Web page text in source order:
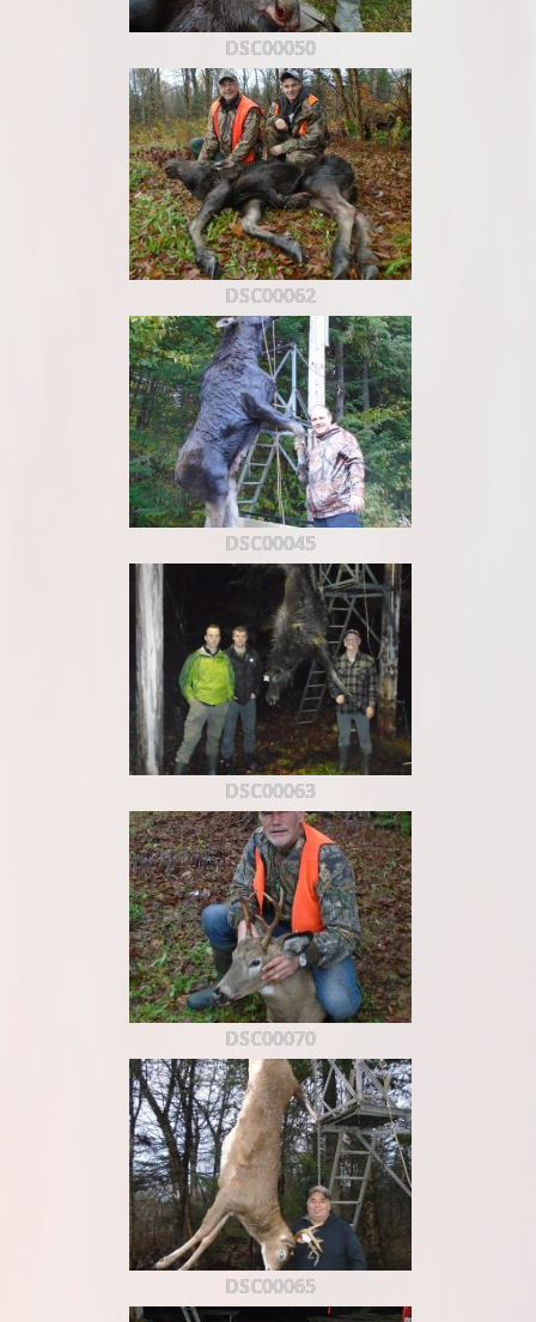
DSC00050
DSC00062
DSC00045
DSC00063
DSC00070
DSC00065